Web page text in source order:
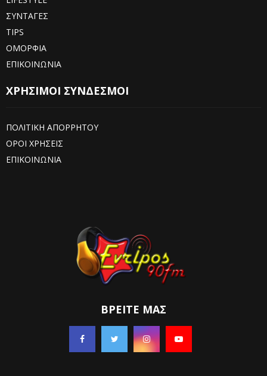
ΣΥΝΤΑΓΕΣ
TIPS
ΟΜΟΡΦΙΑ
ΕΠΙΚΟΙΝΩΝΙΑ
ΧΡΗΣΙΜΟΙ ΣΥΝΔΕΣΜΟΙ
ΠΟΛΙΤΙΚΗ ΑΠΟΡΡΗΤΟΥ
ΟΡΟΙ ΧΡΗΣΕΙΣ
ΕΠΙΚΟΙΝΩΝΙΑ
ΒΡΕΊΤΕ ΜΑΣ